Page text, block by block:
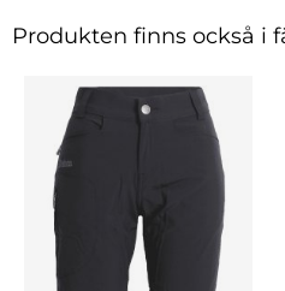
Produkten finns också i